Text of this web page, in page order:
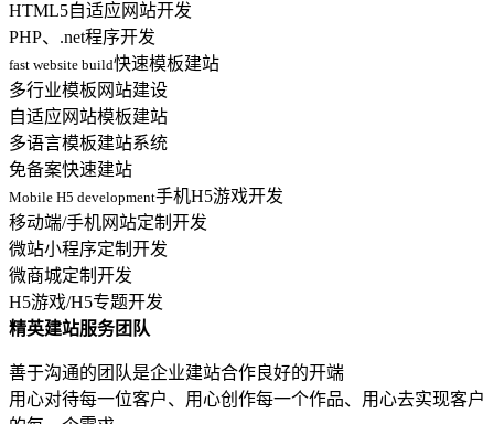
HTML5自适应网站开发
PHP、.net程序开发
fast website build快速模板建站
多行业模板网站建设
自适应网站模板建站
多语言模板建站系统
免备案快速建站
Mobile H5 development手机H5游戏开发
移动端/手机网站定制开发
微站小程序定制开发
微商城定制开发
H5游戏/H5专题开发
精英建站服务团队
善于沟通的团队是企业建站合作良好的开端
用心对待每一位客户、用心创作每一个作品、用心去实现客户